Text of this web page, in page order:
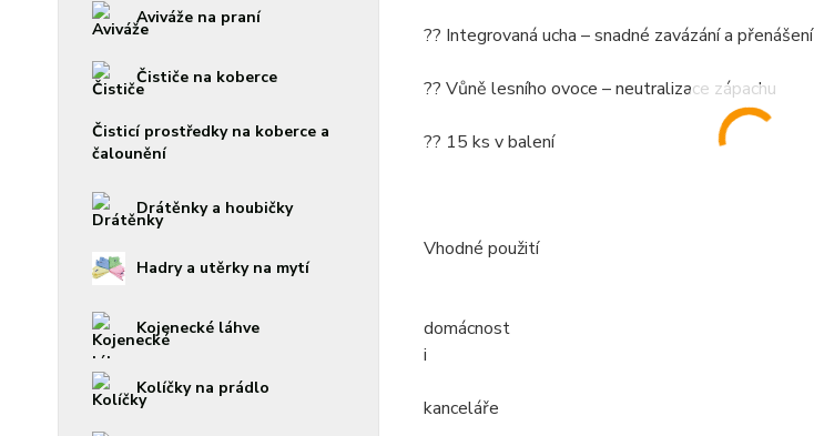
Aviváže na praní
Čističe na koberce
Čisticí prostředky na koberce a
čalounění
Drátěnky a houbičky
Hadry a utěrky na mytí
Kojenecké láhve
Kolíčky na prádlo
?? Integrovaná ucha – snadné zavázání a přenášení
?? Vůně lesního ovoce – neutralizace zápachu
?? 15 ks v balení
Vhodné použití
domácnost
i
kanceláře